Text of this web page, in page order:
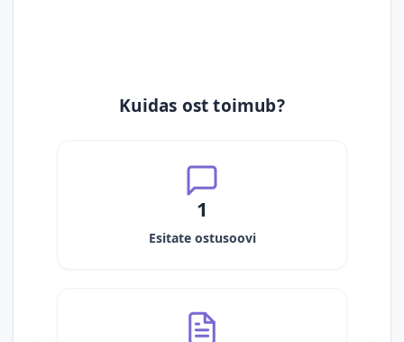
Kuidas ost toimub?
1
Esitate ostusoovi